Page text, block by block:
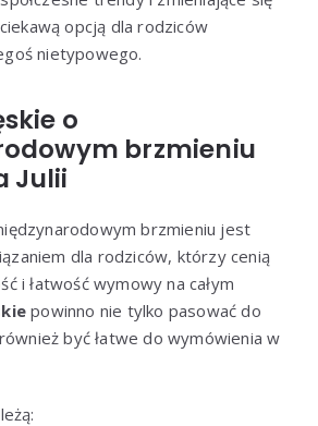
opcją dla rodziców
nietypowego.
o
brzmieniu
Julii
brzmieniu jest
dla rodziców, którzy cenią
i łatwość wymowy na całym
powinno nie tylko pasować do
być łatwe do wymówienia w